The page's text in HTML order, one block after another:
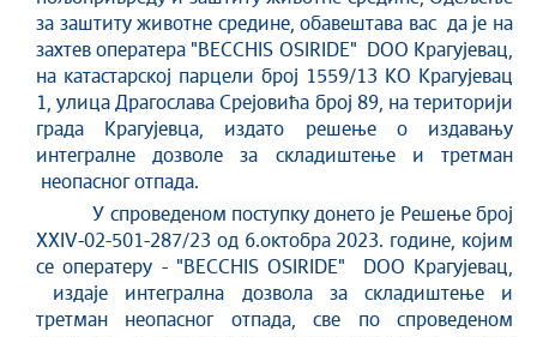
за заштиту животне средине, обавештава вас да је на
захтев оператера "BECCHIS OSIRIDE" DOO Крагујевац,
на катастарској парцели број 1559/13 КО Крагујевац
1, улица Драгослава Срејовића број 89, на територији
града Крагујевца, издато решење о издавању
интегралне дозволе за складиштење и третман
неопасног отпада.
У спроведеном поступку донето је Решење број
XXIV-02-501-287/23 од 6.октобра 2023. године, којим
се оператеру - "BECCHIS OSIRIDE" DOO Крагујевац,
издаје интегрална дозвола за складиштење и
третман неопасног отпада, све по спроведеном